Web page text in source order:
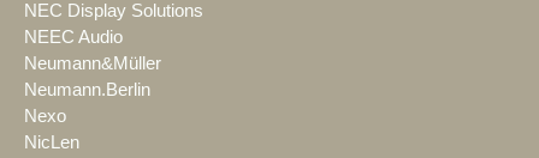
NEC Display Solutions
NEEC Audio
Neumann&Müller
Neumann.Berlin
Nexo
NicLen